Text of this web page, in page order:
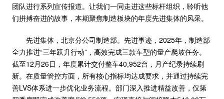
团队进行系列宣传报道。让我们一同走进这些标杆组织，聆听他
们拼搏奋进的故事，本期聚焦制造板块的年度先进集体的风采。
先进集体，北京分公司制造部。先进事迹，2025年，制造部
全力推进“三年跃升行动”，高效完成三款车型的量产爬坡任务。
截至12月26日，年度累计交付整车40,952台，月产纪录持续刷
新。在质量管控方面，所有核心指标均达成要求，并通过持续完
善LVS体系进一步优化业务流程。部门深入推进精益改善，仅第